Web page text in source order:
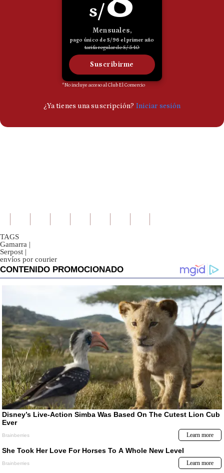
TAGS
Gamarra |
Serpost |
envíos por courier